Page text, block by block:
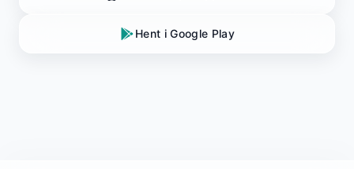
Hent i Google Play